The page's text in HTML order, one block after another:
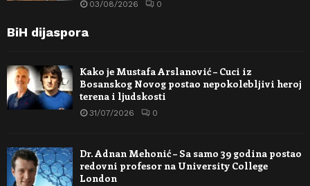
03/08/2026 0
BiH dijaspora
Kako je Mustafa Arslanović – Cuci iz
Bosanskog Novog postao nepokolebljivi heroj
terena i ljudskosti
31/07/2026 0
Dr. Adnan Mehonić – Sa samo 39 godina postao
redovni profesor na University College
London